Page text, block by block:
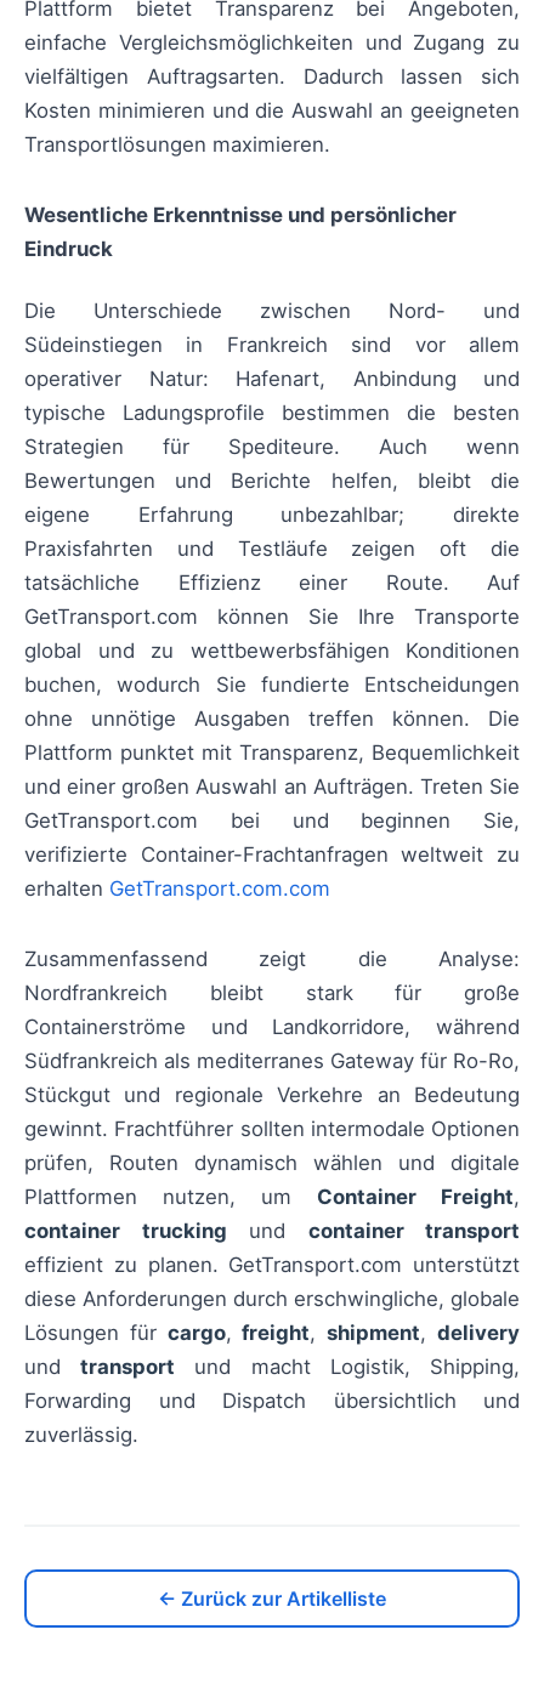
Plattform bietet Transparenz bei Angeboten,
einfache Vergleichsmöglichkeiten und Zugang zu
vielfältigen Auftragsarten. Dadurch lassen sich
Kosten minimieren und die Auswahl an geeigneten
Transportlösungen maximieren.
Wesentliche Erkenntnisse und persönlicher
Eindruck
Die Unterschiede zwischen Nord- und
Südeinstiegen in Frankreich sind vor allem
operativer Natur: Hafenart, Anbindung und
typische Ladungsprofile bestimmen die besten
Strategien für Spediteure. Auch wenn
Bewertungen und Berichte helfen, bleibt die
eigene Erfahrung unbezahlbar; direkte
Praxisfahrten und Testläufe zeigen oft die
tatsächliche Effizienz einer Route. Auf
GetTransport.com können Sie Ihre Transporte
global und zu wettbewerbsfähigen Konditionen
buchen, wodurch Sie fundierte Entscheidungen
ohne unnötige Ausgaben treffen können. Die
Plattform punktet mit Transparenz, Bequemlichkeit
und einer großen Auswahl an Aufträgen. Treten Sie
GetTransport.com bei und beginnen Sie,
verifizierte Container-Frachtanfragen weltweit zu
erhalten GetTransport.com.com
Zusammenfassend zeigt die Analyse:
Nordfrankreich bleibt stark für große
Containerströme und Landkorridore, während
Südfrankreich als mediterranes Gateway für Ro-Ro,
Stückgut und regionale Verkehre an Bedeutung
gewinnt. Frachtführer sollten intermodale Optionen
prüfen, Routen dynamisch wählen und digitale
Plattformen nutzen, um Container Freight,
container trucking und container transport
effizient zu planen. GetTransport.com unterstützt
diese Anforderungen durch erschwingliche, globale
Lösungen für cargo,freight,shipment,delivery
undtransport und macht Logistik, Shipping,
Forwarding und Dispatch übersichtlich und
zuverlässig.
← Zurück zur Artikelliste